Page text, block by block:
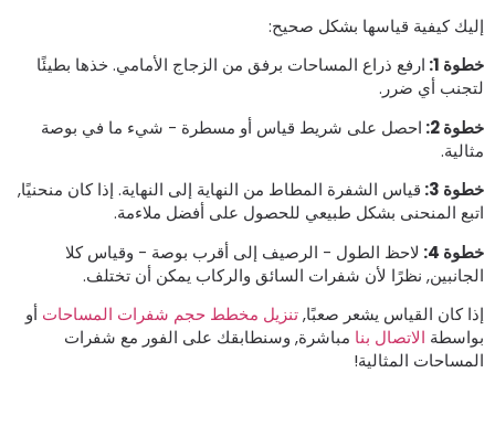
كيفية قياسها بشكل صحيح:
1:
ارفع ذراع المساحات برفق من الزجاج الأمامي. خذها بطيئًا
أي ضرر.
2:
احصل على شريط قياس أو مسطرة - شيء ما في بوصة
3:
قياس الشفرة المطاط من النهاية إلى النهاية. إذا كان منحنيًا,
المنحنى بشكل طبيعي للحصول على أفضل ملاءمة.
4:
لاحظ الطول - الرصيف إلى أقرب بوصة - وقياس كلا
نظرًا لأن شفرات السائق والركاب يمكن أن تختلف.
كان القياس يشعر صعبًا,تنزيل مخطط حجم شفرات المساحاتأو
الاتصال بنا مباشرة, وسنطابقك على الفور مع شفرات
المثالية!